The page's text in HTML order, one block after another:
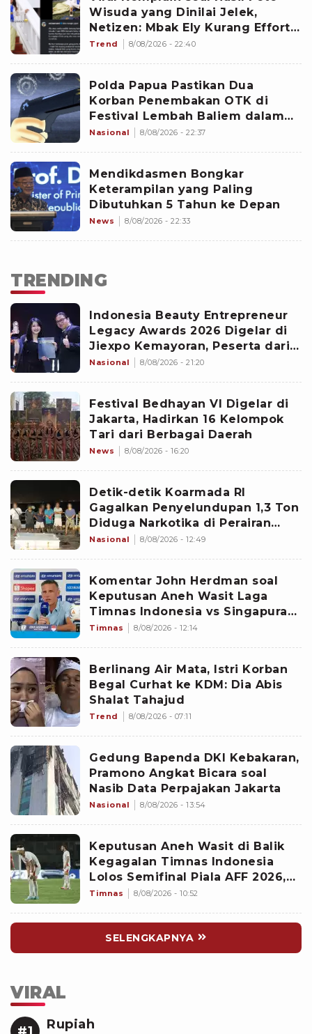
Wisuda yang Dinilai Jelek,
Netizen: Mbak Ely Kurang Effort,
Maaf Terlalu Jujur
Trend 8/08/2026 - 22:40
Polda Papua Pastikan Dua
Korban Penembakan OTK di
Festival Lembah Baliem dalam
Keadaan Sadar
Nasional 8/08/2026 - 22:37
Mendikdasmen Bongkar
Keterampilan yang Paling
Dibutuhkan 5 Tahun ke Depan
News 8/08/2026 - 22:33
TRENDING
Indonesia Beauty Entrepreneur
Legacy Awards 2026 Digelar di
Jiexpo Kemayoran, Peserta dari
4 Negara Adu Karya PMU
Nasional 8/08/2026 - 21:20
Festival Bedhayan VI Digelar di
Jakarta, Hadirkan 16 Kelompok
Tari dari Berbagai Daerah
News 8/08/2026 - 16:20
Detik-detik Koarmada RI
Gagalkan Penyelundupan 1,3 Ton
Diduga Narkotika di Perairan
Bintan
Nasional 8/08/2026 - 12:49
Komentar John Herdman soal
Keputusan Aneh Wasit Laga
Timnas Indonesia vs Singapura
di Piala AFF 2026: Percuma
Timnas 8/08/2026 - 12:14
Berlinang Air Mata, Istri Korban
Begal Curhat ke KDM: Dia Abis
Shalat Tahajud
Trend 8/08/2026 - 07:11
Gedung Bapenda DKI Kebakaran,
Pramono Angkat Bicara soal
Nasib Data Perpajakan Jakarta
Nasional 8/08/2026 - 13:54
Keputusan Aneh Wasit di Balik
Kegagalan Timnas Indonesia
Lolos Semifinal Piala AFF 2026,
Untungkan Singapura dan
Timnas 8/08/2026 - 10:52
SELENGKAPNYA
VIRAL
Rupiah